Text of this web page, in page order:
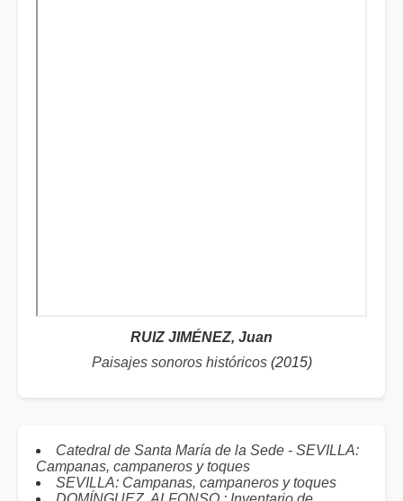
RUIZ JIMÉNEZ, Juan
Paisajes sonoros históricos(2015)
Catedral de Santa María de la Sede - SEVILLA:
Campanas, campaneros y toques
SEVILLA: Campanas, campaneros y toques